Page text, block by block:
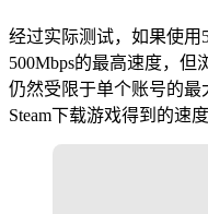
经过实际测试，如果使用
500Mbps的最高速度，
仍然受限于单个账号的最
Steam下载游戏得到的速度